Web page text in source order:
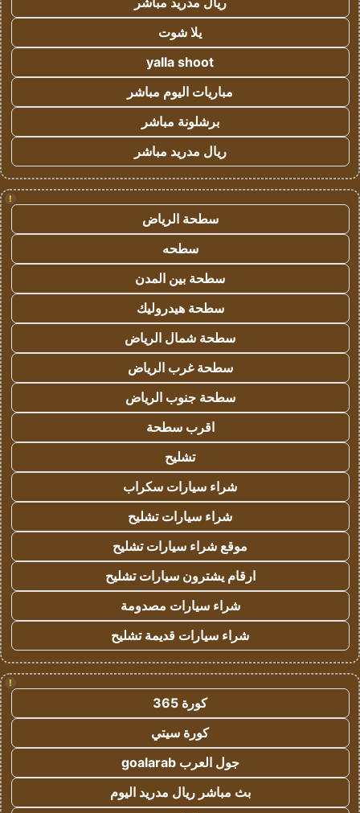
يلا شوت
yalla shoot
مباريات اليوم مباشر
برشلونة مباشر
ريال مدريد مباشر
!
سطحة الرياض
سطحه
سطحة بين المدن
سطحة هيدروليك
سطحة شمال الرياض
سطحة غرب الرياض
سطحة جنوب الرياض
اقرب سطحة
تشليح
شراء سيارات سكراب
شراء سيارات تشليح
موقع شراء سيارات تشليح
ارقام يشترون سيارات تشليح
شراء سيارات مصدومة
شراء سيارات قديمة تشليح
!
كورة 365
كورة سيتي
جول العرب goalarab
بث مباشر ريال مدريد اليوم